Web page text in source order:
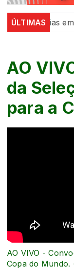
ÚLTIMAS
parcerias em
AO
da
para a
AO VIVO -
Copa do Mundo.